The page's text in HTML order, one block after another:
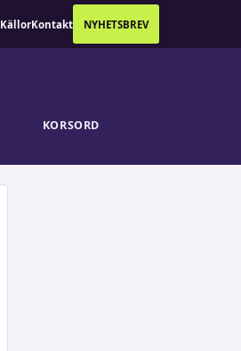
KällorKontakt NYHETSBREV
KORSORD